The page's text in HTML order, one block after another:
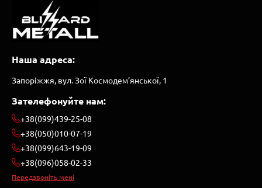
Наша адреса:
Запоріжжя, вул. Зої Космодем’янської, 1
Зателефонуйте нам:
+38(099)439-25-08
+38(050)010-07-19
+38(099)643-19-09
+38(096)058-02-33
Передзвоніть мені